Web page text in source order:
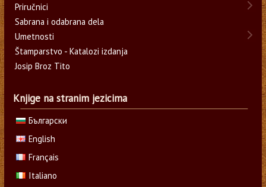
Priručnici
Sabrana i odabrana dela
Umetnosti
Štamparstvo - Katalozi izdanja
Josip Broz Tito
Knjige na stranim jezicima
Български
English
Français
Italiano